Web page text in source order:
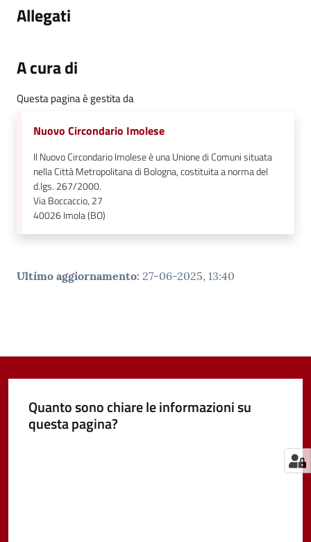
Allegati
A cura di
Questa pagina è gestita da
Nuovo Circondario Imolese
Il Nuovo Circondario Imolese è una Unione di Comuni situata
nella Città Metropolitana di Bologna, costituita a norma del
d.lgs. 267/2000.
Via Boccaccio, 27
40026Imola (BO)
Ultimo aggiornamento: 27-06-2025, 13:40
Quanto sono chiare le informazioni su
questa pagina?